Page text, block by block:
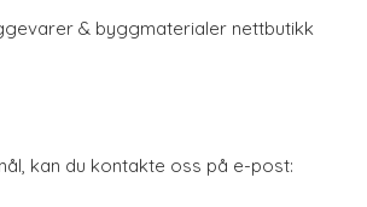
& byggmaterialer nettbutikk
kan du kontakte oss på e-post: